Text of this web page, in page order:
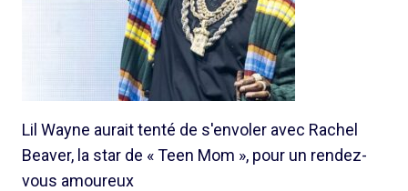
Lil Wayne aurait tenté de s'envoler avec Rachel
Beaver, la star de « Teen Mom », pour un rendez-
vous amoureux